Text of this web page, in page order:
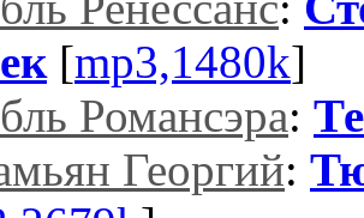
[mp3,1480k]
Романсэра:
Георгий: